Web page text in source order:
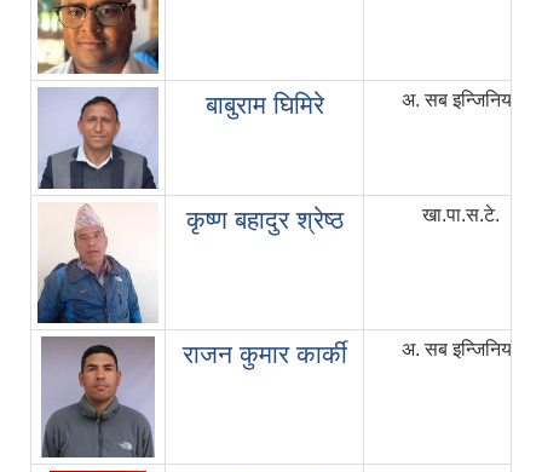
बाबुराम घिमिरे अ. सब इन्जिनियर
कृष्ण बहादुर श्रेष्ठ खा.पा.स.टे.
राजन कुमार कार्की अ. सब इन्जिनियर